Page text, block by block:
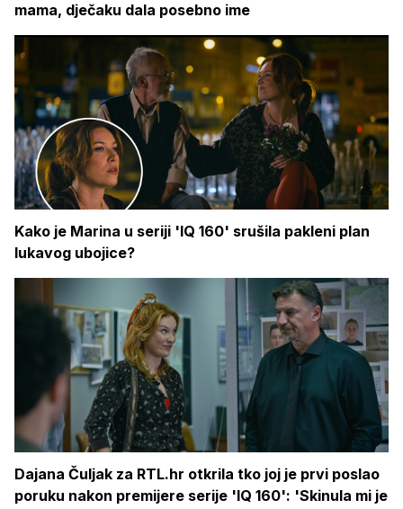
mama, dječaku dala posebno ime
Kako je Marina u seriji 'IQ 160' srušila pakleni plan
lukavog ubojice?
Dajana Čuljak za RTL.hr otkrila tko joj je prvi poslao
poruku nakon premijere serije 'IQ 160': 'Skinula mi je